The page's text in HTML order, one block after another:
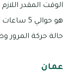
الوقت المقدر
حالة حركة المرور
عمان